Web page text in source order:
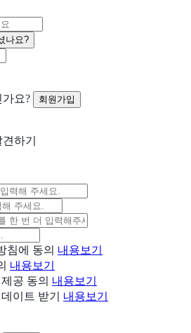
선택
를 실현하세요
안을 받아볼 수 있어요
플랫폼
시작하는 CRM 마케팅
나요?
요? 회원가입
하기
침에 동의 내용보기
내용보기
공 동의 내용보기
이트 받기
내용보기